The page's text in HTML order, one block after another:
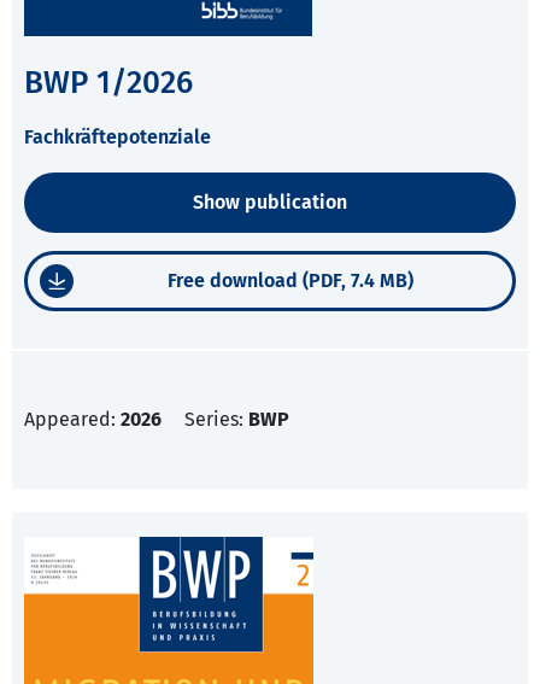
BWP 1/2026
Fachkräftepotenziale
Show publication
Free download (PDF, 7.4 MB)
Appeared: 2026 Series: BWP